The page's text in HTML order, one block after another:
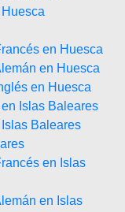
en Huesca
en Huesca
en Huesca
Islas Baleares
Baleares
en Islas
en Islas